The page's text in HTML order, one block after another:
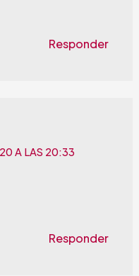
Responder
A LAS 20:33
Responder